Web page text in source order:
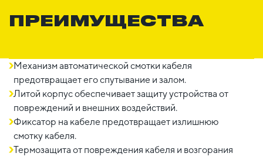
ПРЕИМУЩЕСТВА
Механизм автоматической смотки кабеля
предотвращает его спутывание и залом.
Литой корпус обеспечивает защиту устройства от
повреждений и внешних воздействий.
Фиксатор на кабеле предотвращает излишнюю
смотку кабеля.
Термозащита от повреждения кабеля и возгорания